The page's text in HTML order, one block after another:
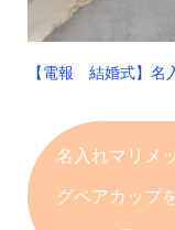
【電報 結婚式】名
名入れマリメ
グペアカップ